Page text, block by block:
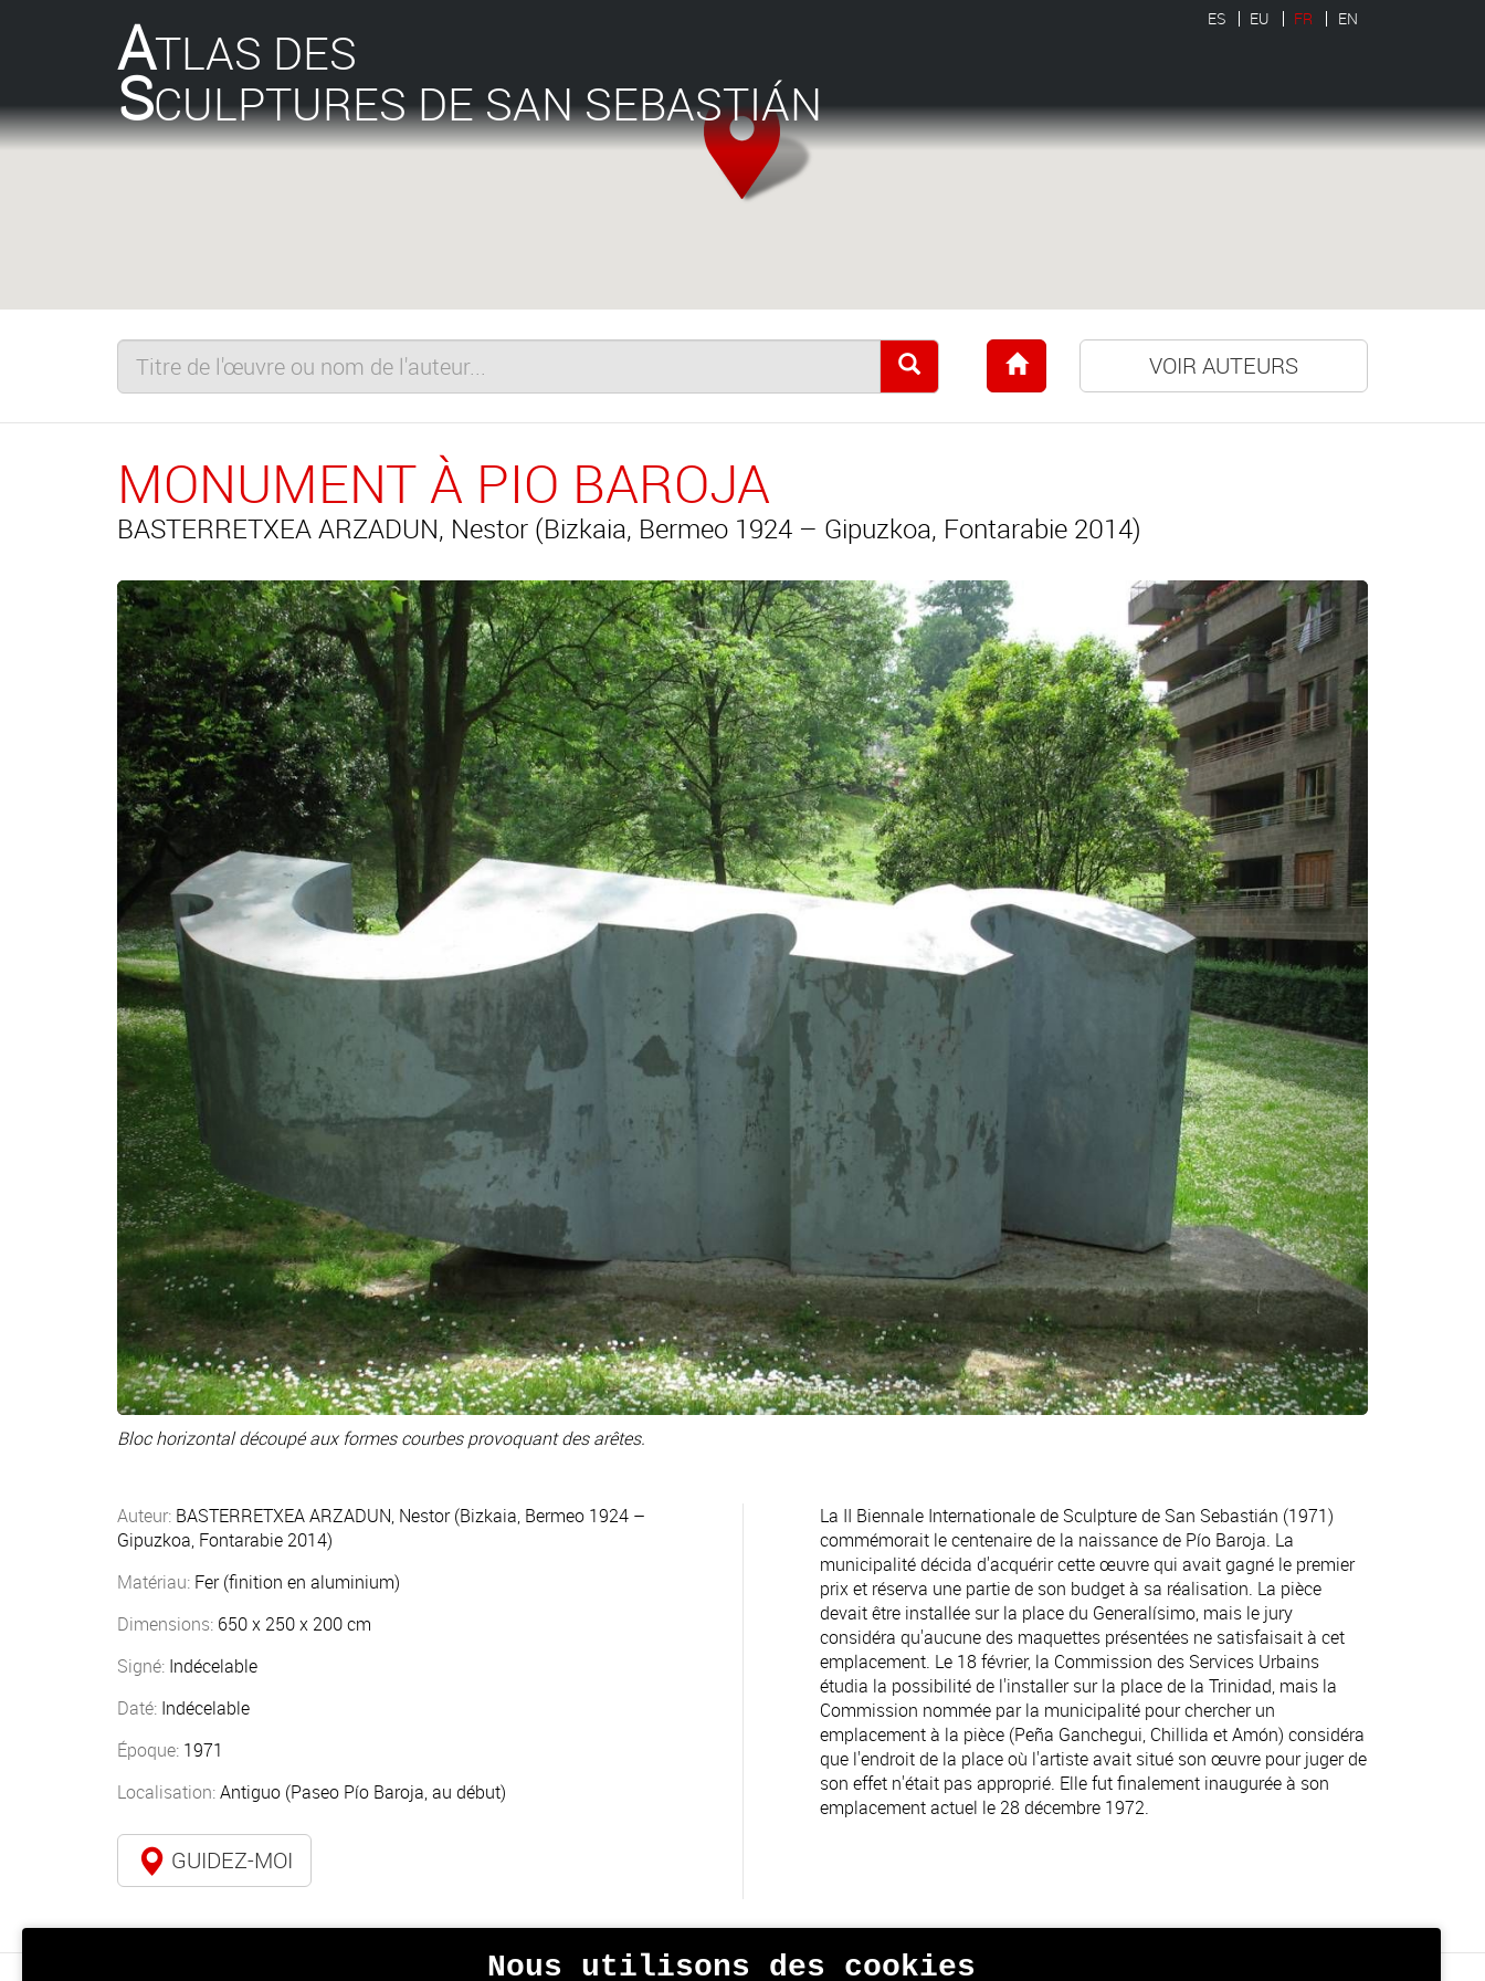
ATLAS DES
SCULPTURES DE SAN SEBASTIÁN
ES EU FR EN
VOIR AUTEURS
MONUMENT À PIO BAROJA
BASTERRETXEA ARZADUN, Nestor (Bizkaia, Bermeo 1924 – Gipuzkoa, Fontarabie 2014)
Bloc horizontal découpé aux formes courbes provoquant des arêtes.
Auteur: BASTERRETXEA ARZADUN, Nestor (Bizkaia, Bermeo 1924 –
Gipuzkoa, Fontarabie 2014)
Matériau: Fer (finition en aluminium)
Dimensions: 650 x 250 x 200 cm
Signé: Indécelable
Daté: Indécelable
Époque: 1971
Localisation:Antiguo (Paseo Pío Baroja, au début)
GUIDEZ-MOI
La II Biennale Internationale de Sculpture de San Sebastián (1971)
commémorait le centenaire de la naissance de Pío Baroja. La
municipalité décida d'acquérir cette œuvre qui avait gagné le premier
prix et réserva une partie de son budget à sa réalisation. La pièce
devait être installée sur la place du Generalísimo, mais le jury
considéra qu'aucune des maquettes présentées ne satisfaisait à cet
emplacement. Le 18 février, la Commission des Services Urbains
étudia la possibilité de l'installer sur la place de la Trinidad, mais la
Commission nommée par la municipalité pour chercher un
emplacement à la pièce (Peña Ganchegui, Chillida et Amón) considéra
que l'endroit de la place où l'artiste avait situé son œuvre pour juger de
son effet n'était pas approprié. Elle fut finalement inaugurée à son
emplacement actuel le 28 décembre 1972.
Nous utilisons des cookies